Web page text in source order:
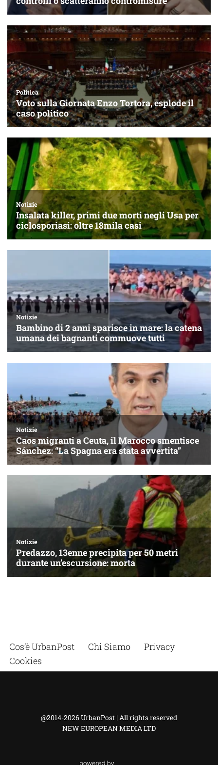
Cos’è UrbanPost Chi Siamo
Privacy
Cookies
@2014-2026 UrbanPost | All rights reserved
NEW EUROPEAN MEDIA LTD